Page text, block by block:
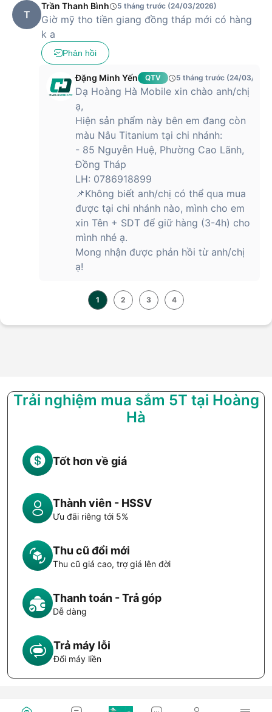
T
Trần Thanh Bình 5 tháng trước (24/03/2026)
Giờ mỹ tho tiền giang đồng tháp mới có hàng
k a
Phản hồi
Đặng Minh Yến QTV 5 tháng trước (24/03/
Dạ Hoàng Hà Mobile xin chào anh/chị
ạ,
Hiện sản phẩm này bên em đang còn
màu Nâu Titanium tại chi nhánh:
- 85 Nguyễn Huệ, Phường Cao Lãnh,
Đồng Tháp
LH: 0786918899
📌Không biết anh/chị có thể qua mua
được tại chi nhánh nào, mình cho em
xin Tên + SDT để giữ hàng (3-4h) cho
mình nhé ạ.
Mong nhận được phản hồi từ anh/chị
ạ!
1 2 3 4
Trải nghiệm mua sắm 5T tại Hoàng
Hà
Tốt hơn về giá
Thành viên - HSSV
Ưu đãi riêng tới 5%
Thu cũ đổi mới
Thu cũ giá cao, trợ giá lên đời
Thanh toán - Trả góp
Dễ dàng
Trả máy lỗi
Đổi máy liền